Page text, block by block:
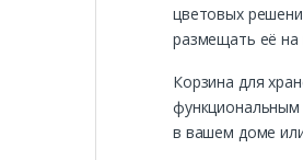
цветовых
размещать её на
Корзина для
в вашем доме